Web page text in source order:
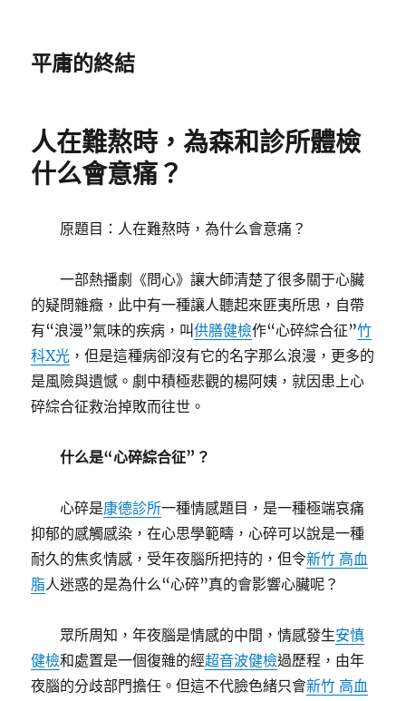
平庸的終結
人在難熬時，為森和診所體檢
什么會意痛？
原題目：人在難熬時，為什么會意痛？
一部熱播劇《問心》讓大師清楚了很多關于心臟
的疑問雜癥，此中有一種讓人聽起來匪夷所思，自帶
有“浪漫”氣味的疾病，叫供膳健檢作“心碎綜合征”竹
科X光 ，但是這種病卻沒有它的名字那么浪漫，更多的
是風險與遺憾。劇中積極悲觀的楊阿姨，就因患上心
碎綜合征救治掉敗而往世。
什么是“心碎綜合征”？
心碎是康德診所一種情感題目，是一種極端哀痛
抑郁的感觸感染，在心思學範疇，心碎可以說是一種
耐久的焦炙情感，受年夜腦所把持的，但令新竹 高血
脂人迷惑的是為什么“心碎”真的會影響心臟呢？
眾所周知，年夜腦是情感的中間，情感發生安慎
健檢和處置是一個復雜的經超音波健檢過歷程，由年
夜腦的分歧部門擔任。但這不代臉色緒只會新竹 高血